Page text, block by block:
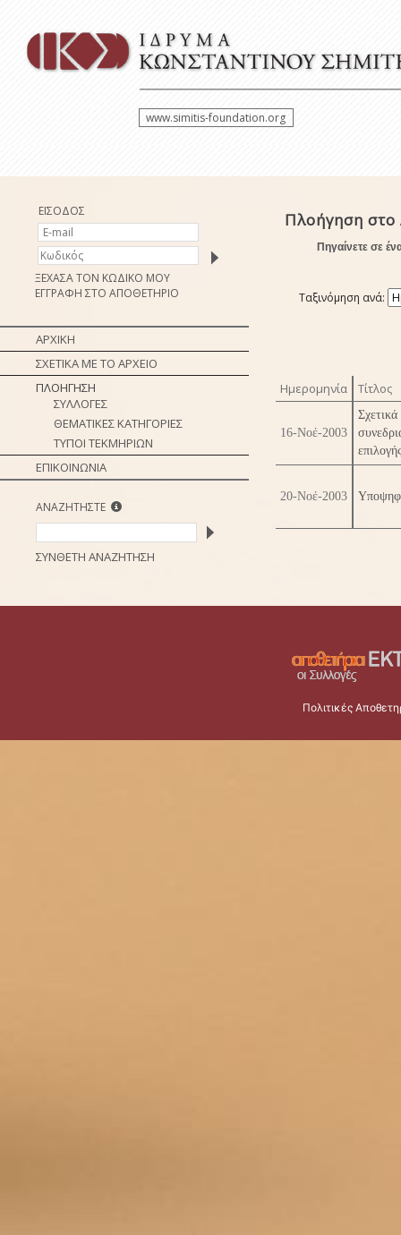
www.simitis-foundation.org
ΕΙΣΟΔΟΣ
ΞΕΧΑΣΑ ΤΟΝ ΚΩΔΙΚΟ ΜΟΥ
ΕΓΓΡΑΦΗ ΣΤΟ ΑΠΟΘΕΤΗΡΙΟ
ΑΡΧΙΚΗ
ΣΧΕΤΙΚΑ ΜΕ ΤΟ ΑΡΧΕΙΟ
ΠΛΟΗΓΗΣΗ
ΣΥΛΛΟΓΕΣ
ΘΕΜΑΤΙΚΕΣ ΚΑΤΗΓΟΡΙΕΣ
ΤΥΠΟΙ ΤΕΚΜΗΡΙΩΝ
ΕΠΙΚΟΙΝΩΝΙΑ
ΑΝΑΖΗΤΗΣΤΕ
ΣΥΝΘΕΤΗ ΑΝΑΖΗΤΗΣΗ
Πλοήγηση στο
Πηγαίνετε σε
Ταξινόμηση ανά:
Ημερομηνία Τίτλος
16-Νοέ-2003
20-Νοέ-2003